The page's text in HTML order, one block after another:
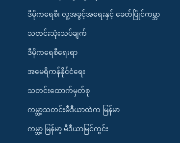
ဒီမိုကရေစီ၊ လူ့အခွင့်အရေးနှင့် ခေတ်ပြိုင်ကမ္ဘာ
သတင်းသုံးသပ်ချက်
ဒီမိုကရေစီရေးရာ
အမေရိကန်နိုင်ငံရေး
သတင်းထောက်မှတ်စု
ကမ္ဘာ့သတင်းမီဒီယာထဲက မြန်မာ
ကမ္ဘာ့ မြန်မာ့ မီဒီယာမြင်ကွင်း